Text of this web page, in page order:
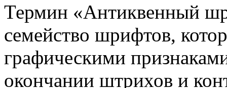
Термин «Антиквенный
семейство шрифтов,
графическими
окончании штрихов и